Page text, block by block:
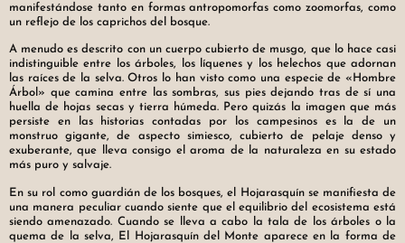
manifestándose tanto en formas antropomorfas como zoomorfas, como
un reflejo de los caprichos del bosque.
A menudo es descrito con un cuerpo cubierto de musgo, que lo hace casi
indistinguible entre los árboles, los líquenes y los helechos que adornan
las raíces de la selva. Otros lo han visto como una especie de «Hombre
Árbol» que camina entre las sombras, sus pies dejando tras de sí una
huella de hojas secas y tierra húmeda. Pero quizás la imagen que más
persiste en las historias contadas por los campesinos es la de un
monstruo gigante, de aspecto simiesco, cubierto de pelaje denso y
exuberante, que lleva consigo el aroma de la naturaleza en su estado
más puro y salvaje.
En su rol como guardián de los bosques, el Hojarasquín se manifiesta de
una manera peculiar cuando siente que el equilibrio del ecosistema está
siendo amenazado. Cuando se lleva a cabo la tala de los árboles o la
quema de la selva, El Hojarasquín del Monte aparece en la forma de